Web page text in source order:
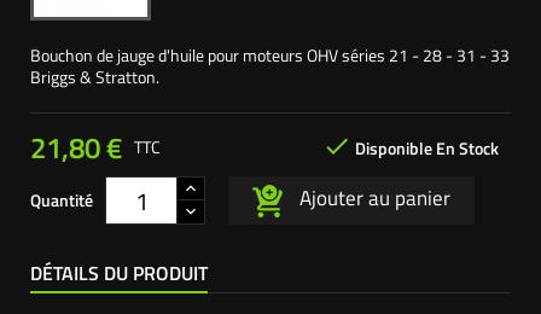
Bouchon de jauge d'huile pour moteurs OHV séries 21 - 28 - 31 - 33
Briggs & Stratton.
21,80 €  Disponible En Stock
TTC
Quantité Ajouter au panier
DÉTAILS DU PRODUIT